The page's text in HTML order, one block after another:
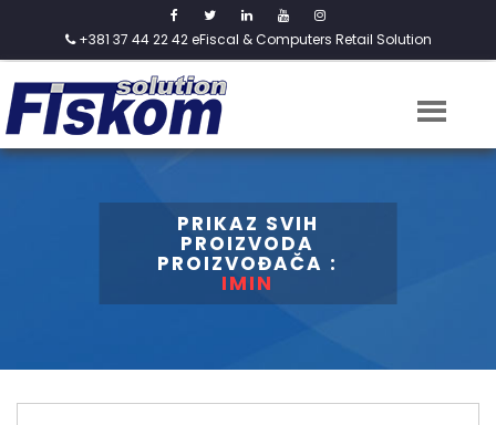
+381 37 44 22 42 eFiscal & Computers Retail Solution
PRIKAZ SVIH
PROIZVODA
PROIZVOĐAČA :
IMIN